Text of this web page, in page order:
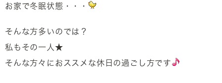
お家で冬眠状態・・・
そんな方多いのでは？
私もその一人★
そんな方々におススメな休日の過ごし方です